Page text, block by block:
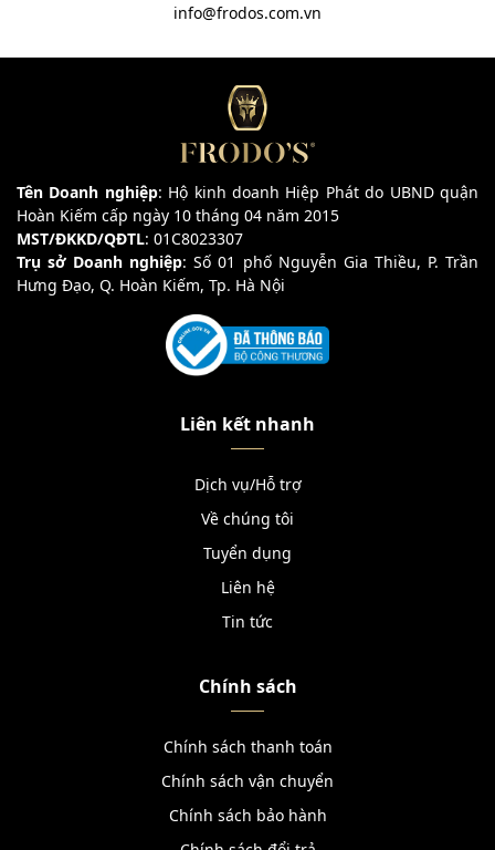
info@frodos.com.vn
Tên Doanh nghiệp: Hộ kinh doanh Hiệp Phát do UBND quận
Hoàn Kiếm cấp ngày 10 tháng 04 năm 2015
MST/ĐKKD/QĐTL: 01C8023307
Trụ sở Doanh nghiệp: Số 01 phố Nguyễn Gia Thiều, P. Trần
Hưng Đạo, Q. Hoàn Kiếm, Tp. Hà Nội
Liên kết nhanh
Dịch vụ/Hỗ trợ
Về chúng tôi
Tuyển dụng
Liên hệ
Tin tức
Chính sách
Chính sách thanh toán
Chính sách vận chuyển
Chính sách bảo hành